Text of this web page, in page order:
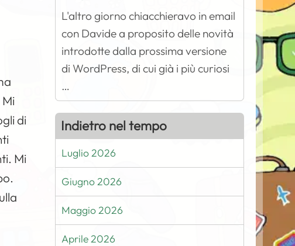
di
Mi
L'altro giorno chiacchieravo in email
con Davide a proposito delle novità
introdotte dalla prossima versione
di WordPress, di cui già i più curiosi
…
Indietro nel tempo
Luglio 2026
Giugno 2026
Maggio 2026
Aprile 2026